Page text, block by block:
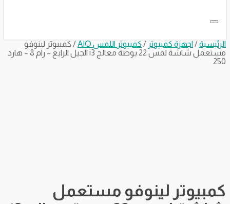
الرئيسية/ اجهزة كمبيوتر / كمبيوتر اللمس AIO
/ كمبيوتر لينوفو
مستعمل شاشة لمس 22 بوصة معالج i3 الجيل الرابع – رام 8 – هارد
250
كمبيوتر لينوفو مستعمل